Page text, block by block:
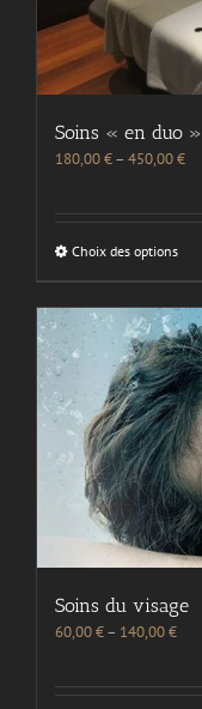
Soins « en duo »
180,00€– 450,00€
Choix des options
Soins du visage
60,00€– 140,00€